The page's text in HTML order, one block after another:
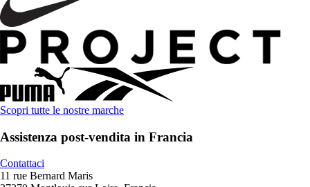
Scopri tutte le nostre marche
Assistenza post-vendita in Francia
Contattaci
11 rue Bernard Maris